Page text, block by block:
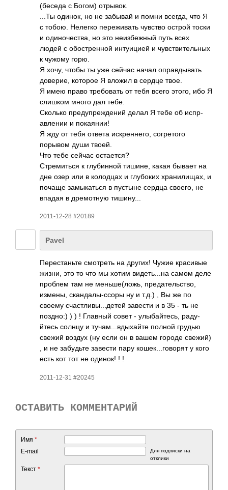
(беседа с Богом) отры­вок.
...Ты одинок, но не забывай и помни всегда, что Я
с тобою. Нелегко пере­живать чувство острой тоски
и один­очес­тва, но это неиз­бежный путь всех
людей с обос­трен­ной инту­ицией и чувс­твит­ельных
к чужому горю.
Я хочу, чтобы ты уже сейчас начал опра­вдыв­ать
дове­рие, которое Я вложил в сердце твое.
Я имею право треб­овать от тебя всего этого, ибо Я
слишком много дал тебе.
Сколько пред­упре­ждений делал Я тебе об испр­
авле­нии и пока­янии!
Я жду от тебя ответа искр­енне­го, согр­етого
порывом души твоей.
Что тебе сейчас оста­ется?
Стре­миться к глуб­инной тишине, какая бывает на
дне озер или в коло­дцах и глуб­оких хран­илищ­ах, и
почаще замы­каться в пустыне сердца своего, не
впадая в дрем­отную тиши­ну...
2011-12-28 #20189
Pavel
Пере­стан­ьте смот­реть на других! Чужие крас­ивые
жизни, это то что мы хотим виде­ть..­.на самом деле
проблем там не мень­ше(л­ожь, пред­ател­ьство,
измены, скан­далы­-ссоры ну и т.д.) , Вы же по
своему счас­тлив­ы...­детей завести и в 35 - ть не
позд­но:) ) ) ! Главный совет - улыб­айте­сь, раду­
йтесь солнцу и туча­м...­вдых­айте полной грудью
свежий воздух (ну если он в вашем городе свежий)
, и не забу­дьте завести пару коше­к...­гово­рят у кого
есть кот тот не одинок! ! !
2011-12-31 #20245
ОСТАВИТЬ КОММЕНТАРИЙ
Имя *
E-mail
Для подписки на
отклики
Текст *